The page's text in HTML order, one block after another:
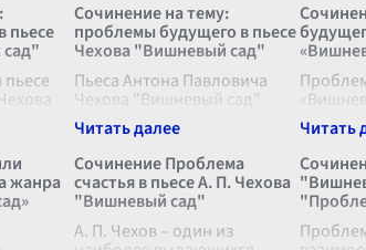
пьесе
сюжет
дает
Сочинение на тему:
проблемы будущего в пьесе
Чехова "Вишневый сад"
Пьеса Антона Павловича
Чехова "Вишневый сад"
рассматривает множество
проблем, характерных для
начала XX века, однако одна
из наиболее значимых и
интересных для
современных читателе
Антона
очень
жанра
Сочинение Проблема
счастья в пьесе А. П. Чехова
"Вишневый сад"
А. П. Чехов – один из